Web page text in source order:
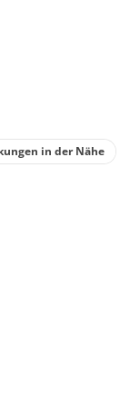
in der Nähe